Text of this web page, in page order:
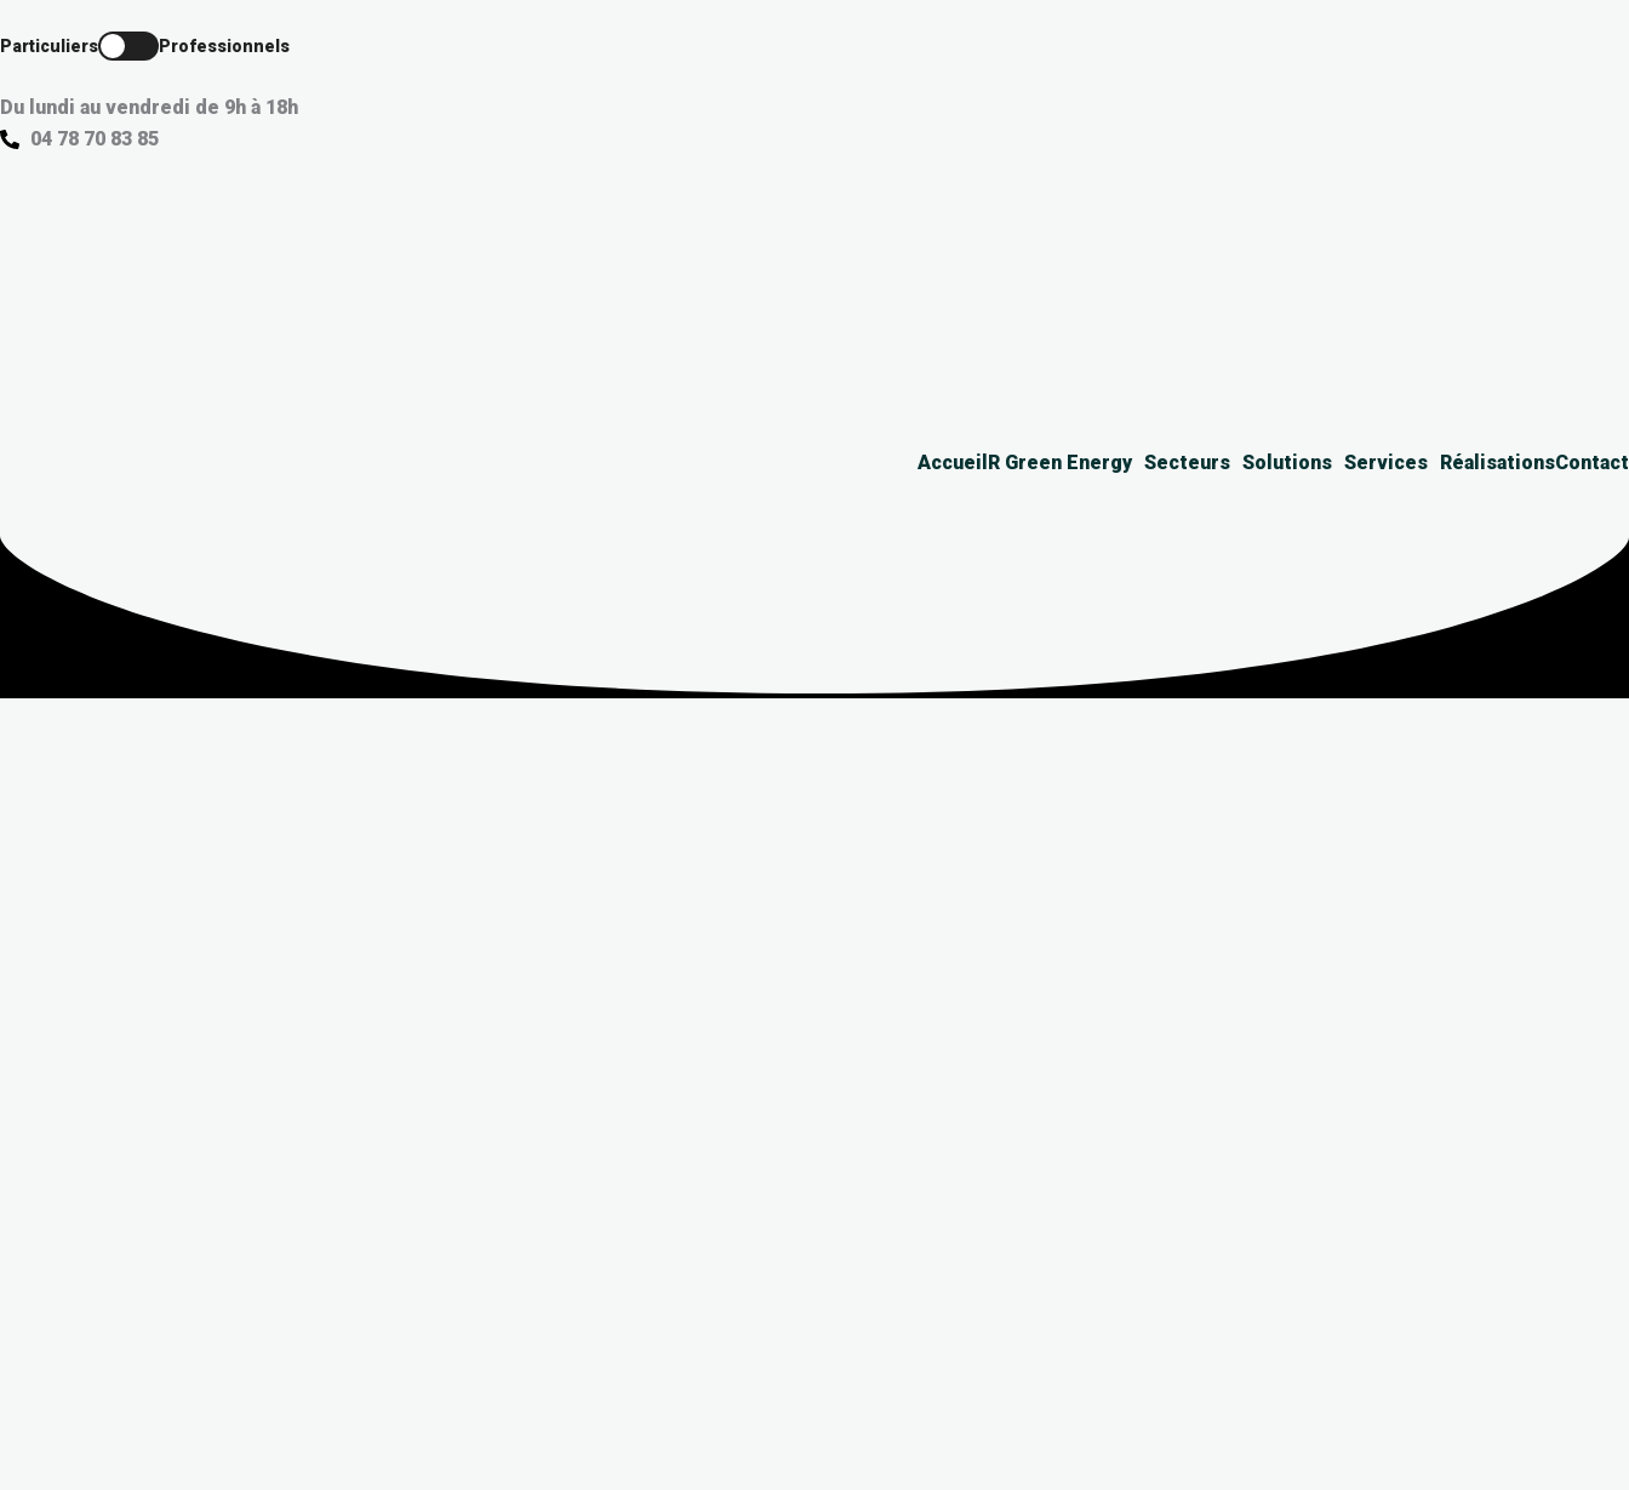
au
Particuliers Professionnels
Du lundi au vendredi de 9h à 18h
04 78 70 83 85
Accueil R Green Energy Secteurs Solutions Services RéalisationsContact